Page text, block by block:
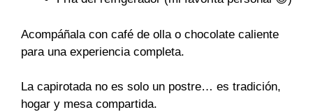
Acompáñala con café de olla o chocolate caliente
para una experiencia completa.
La capirotada no es solo un postre… es tradición,
hogar y mesa compartida.